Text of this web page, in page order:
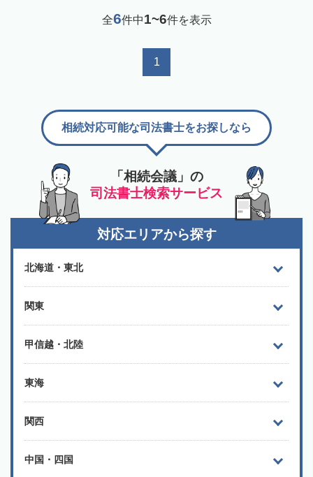
全6件中1~6件を表示
1
「相続会議」の
司法書士検索サービス
相続対応可能な司法書士をお探しなら
対応エリアから探す
北海道・東北
関東
甲信越・北陸
東海
関西
中国・四国